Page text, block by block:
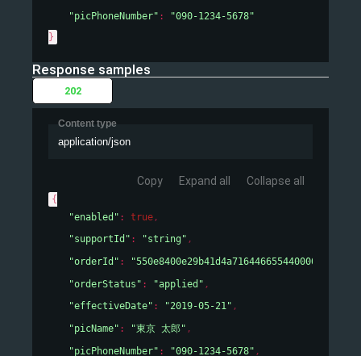
"picPhoneNumber" :
"090-1234-5678"
}
Response samples
202
Content type
application/json
Copy Expand all Collapse all
{
"enabled" : true ,
"supportId" : "string" ,
"orderId" : "550e8400e29b41d4a716446655440000"
"orderStatus" : "applied" ,
"effectiveDate" : "2019-05-21" ,
"picName" : "東京 太郎" ,
"picPhoneNumber" : "090-1234-5678" ,